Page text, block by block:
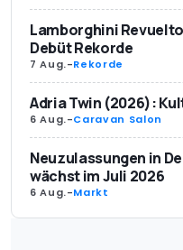
Lamborghini
Debüt Rekorde
7 Aug.-Rekorde
Adria Twin (2026):
6 Aug.-Caravan Salon
Neuzulassungen in
wächst im Juli 2026
6 Aug.-Markt